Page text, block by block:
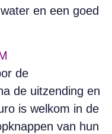
en een goed
de
de uitzending en
is welkom in de
van hun